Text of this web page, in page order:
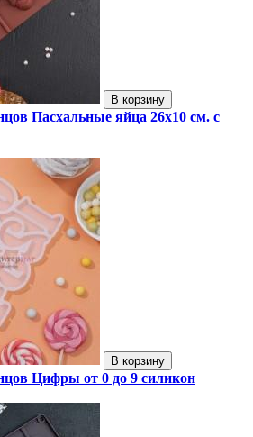
В корзину
Пасхальные яйца 26х10 см. с
В корзину
Цифры от 0 до 9 силикон